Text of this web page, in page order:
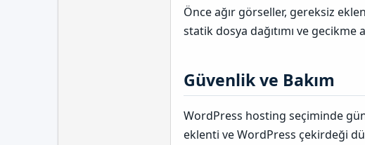
Önce ağır görseller, gereksiz
statik dosya dağıtımı ve gecikme
Güvenlik ve Bakım​
WordPress hosting seçiminde
eklenti ve WordPress çekirdeği